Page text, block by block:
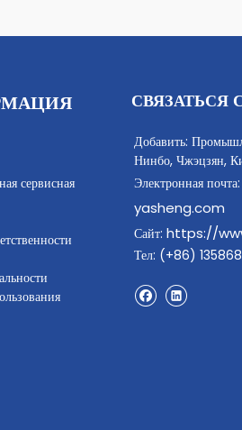
сервисная
СВЯЗАТЬСЯ
Добавить:
Нинбо, Чжэцзян,
Электронная почта:
yasheng.com
Сайт: https://
Тел: (+86)